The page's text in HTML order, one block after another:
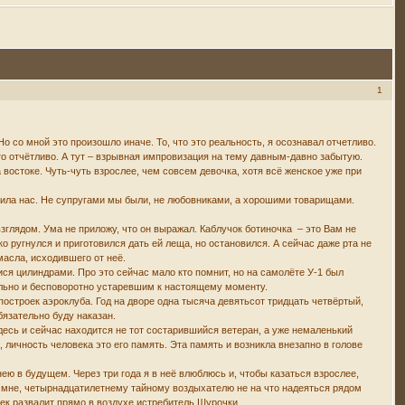
1
мной это произошло иначе. То, что это реальность, я осознавал отчетливо.
А тут – взрывная импровизация на тему давным-давно забытую.
Чуть-чуть взрослее, чем совсем девочка, хотя всё женское уже при
нас. Не супругами мы были, не любовниками, а хорошими товарищами.
Ума не приложу, что он выражал. Каблучок ботиночка – это Вам не
и приготовился дать ей леща, но остановился. А сейчас даже рта не
исходившего от неё.
цилиндрами. Про это сейчас мало кто помнит, но на самолёте У-1 был
и бесповоротно устаревшим к настоящему моменту.
аэроклуба. Год на дворе одна тысяча девятьсот тридцать четвёртый,
буду наказан.
и сейчас находится не тот состарившийся ветеран, а уже немаленький
человека это его память. Эта память и возникла внезапно в голове
в будущем. Через три года я в неё влюблюсь и, чтобы казаться взрослее,
четырнадцатилетнему тайному воздыхателю не на что надеяться рядом
развалит прямо в воздухе истребитель Шурочки.